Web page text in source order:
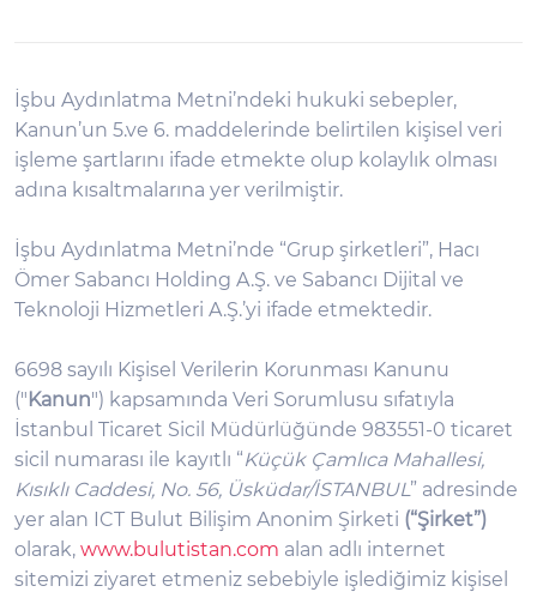
İşbu Aydınlatma Metni’ndeki hukuki sebepler,
Kanun’un 5.ve 6. maddelerinde belirtilen kişisel veri
işleme şartlarını ifade etmekte olup kolaylık olması
adına kısaltmalarına yer verilmiştir.
İşbu Aydınlatma Metni’nde “Grup şirketleri”, Hacı
Ömer Sabancı Holding A.Ş. ve Sabancı Dijital ve
Teknoloji Hizmetleri A.Ş.’yi ifade etmektedir.
6698 sayılı Kişisel Verilerin Korunması Kanunu
("Kanun") kapsamında Veri Sorumlusu sıfatıyla
İstanbul Ticaret Sicil Müdürlüğünde 983551-0 ticaret
sicil numarası ile kayıtlı “Küçük Çamlıca Mahallesi,
Kısıklı Caddesi, No. 56, Üsküdar/İSTANBUL” adresinde
yer alan ICT Bulut Bilişim Anonim Şirketi (“Şirket”)
olarak, www.bulutistan.com alan adlı internet
sitemizi ziyaret etmeniz sebebiyle işlediğimiz kişisel